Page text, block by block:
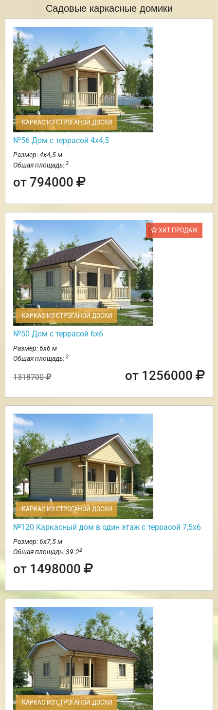
Садовые каркасные домики
КАРКАС ИЗ СТРОГАНОЙ ДОСКИ
№56 Дом с террасой 4х4,5
Размер: 4х4,5 м
Общая площадь: 2
от 794000
ХИТ ПРОДАЖ
КАРКАС ИЗ СТРОГАНОЙ ДОСКИ
№50 Дом с террасой 6х6
Размер: 6х6 м
Общая площадь: 2
1318700 от 1256000
КАРКАС ИЗ СТРОГАНОЙ ДОСКИ
№120 Каркасный дом в один этаж с террасой 7,5х6
Размер: 6х7,5 м
Общая площадь: 39.22
от 1498000
КАРКАС ИЗ СТРОГАНОЙ ДОСКИ